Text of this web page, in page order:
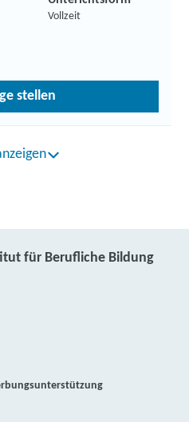
Vollzeit
stellen
für Berufliche Bildung